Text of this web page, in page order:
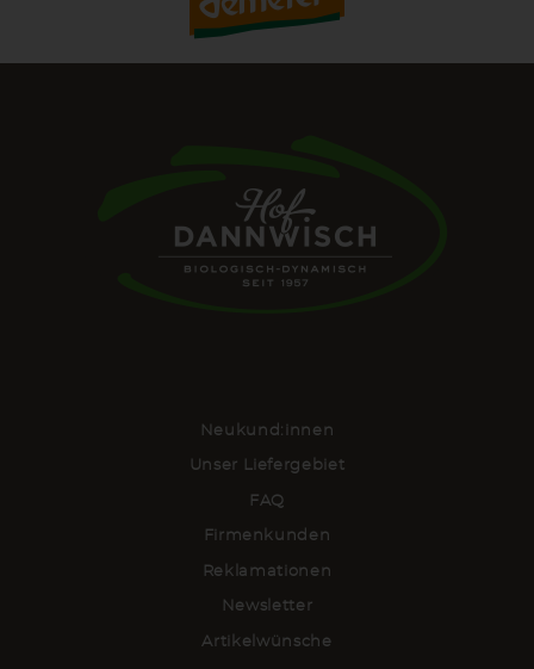
Neukund:innen
Unser Liefergebiet
FAQ
Firmenkunden
Reklamationen
Newsletter
Artikelwünsche